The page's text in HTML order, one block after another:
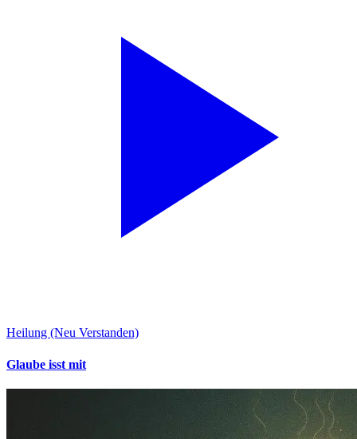
Heilung (Neu Verstanden)
Glaube isst mit